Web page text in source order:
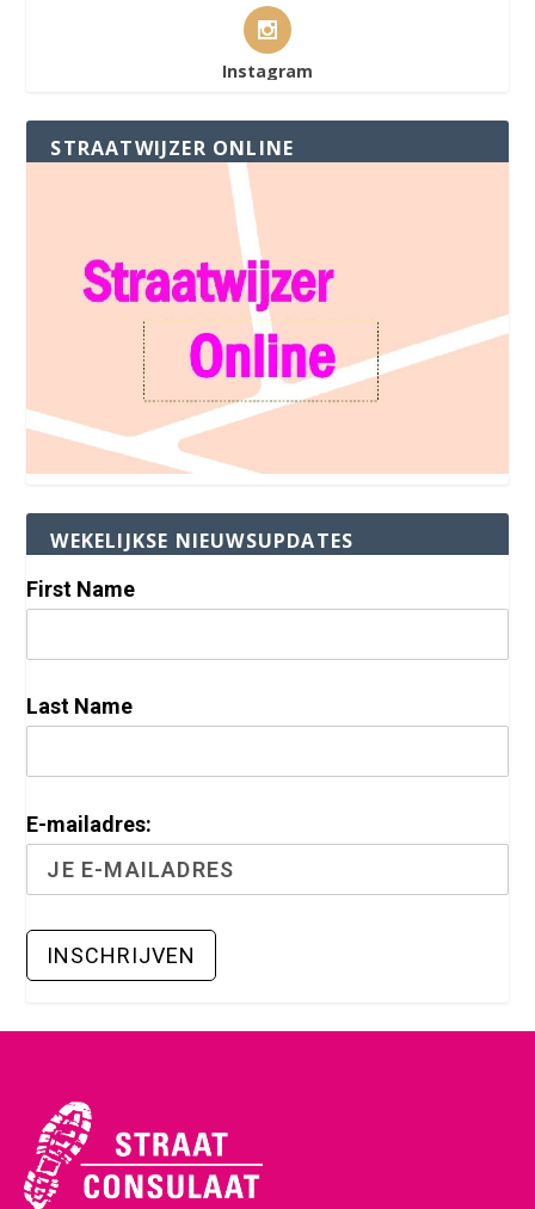
Instagram
STRAATWIJZER ONLINE
WEKELIJKSE NIEUWSUPDATES
First Name
Last Name
E-mailadres: